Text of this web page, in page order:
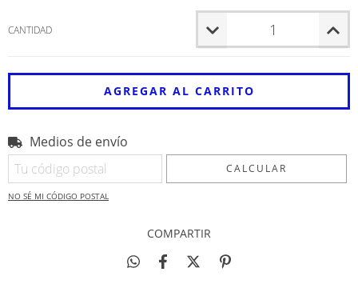
CANTIDAD
Entregas para el CP:
Medios de envío
CALCULAR
NO SÉ MI CÓDIGO POSTAL
COMPARTIR